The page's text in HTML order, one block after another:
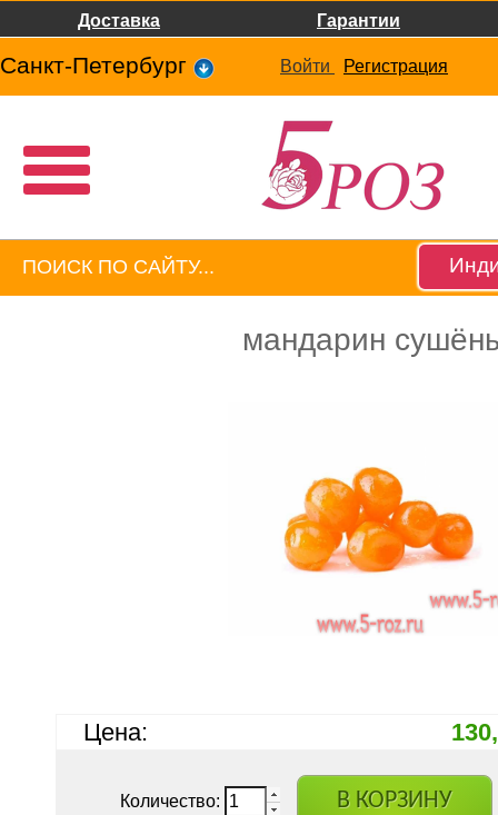
Доставка Гарантии
Санкт-Петербург Войти Регистрация
мандарин
Цена:
Количество: В КОРЗИНУ